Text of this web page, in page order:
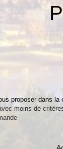
proposer dans
moins de